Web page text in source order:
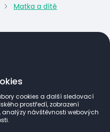
cookies a další sledovací
prostředí, zobrazení
návštěvnosti webových
Matka a dítě